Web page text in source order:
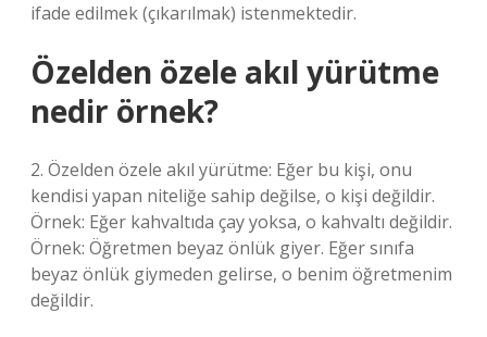
ifade edilmek (çıkarılmak) istenmektedir.
Özelden özele akıl yürütme
nedir örnek?
2. Özelden özele akıl yürütme: Eğer bu kişi, onu
kendisi yapan niteliğe sahip değilse, o kişi değildir.
Örnek: Eğer kahvaltıda çay yoksa, o kahvaltı değildir.
Örnek: Öğretmen beyaz önlük giyer. Eğer sınıfa
beyaz önlük giymeden gelirse, o benim öğretmenim
değildir.